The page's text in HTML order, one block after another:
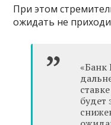
При этом
ожидать не
«Банк
будет